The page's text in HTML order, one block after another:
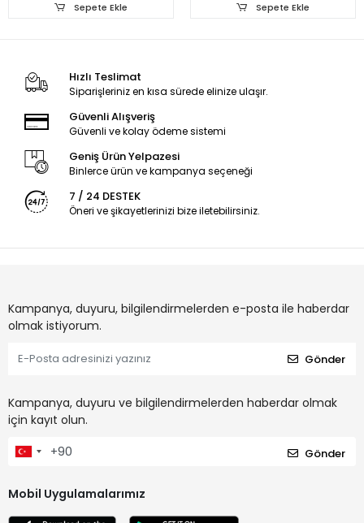
Sepete Ekle Sepete Ekle
Hızlı Teslimat
Siparişleriniz en kısa sürede elinize ulaşır.
Güvenli Alışveriş
Güvenli ve kolay ödeme sistemi
Geniş Ürün Yelpazesi
Binlerce ürün ve kampanya seçeneği
7 / 24 DESTEK
Öneri ve şikayetlerinizi bize iletebilirsiniz.
Kampanya, duyuru, bilgilendirmelerden e-posta ile haberdar
olmak istiyorum.
Gönder
Kampanya, duyuru ve bilgilendirmelerden haberdar olmak
için kayıt olun.
Gönder
Mobil Uygulamalarımız